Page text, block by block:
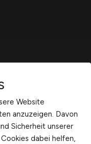
Website
anzuzeigen. Davon
Sicherheit unserer
dabei helfen,